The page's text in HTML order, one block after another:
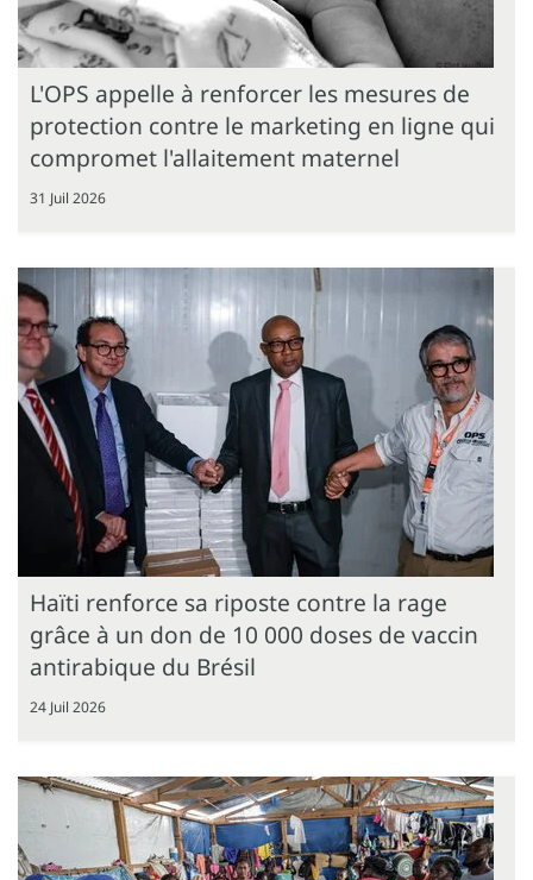
L'OPS appelle à renforcer les mesures de
protection contre le marketing en ligne qui
compromet l'allaitement maternel
31 Juil 2026
Haïti renforce sa riposte contre la rage
grâce à un don de 10 000 doses de vaccin
antirabique du Brésil
24 Juil 2026